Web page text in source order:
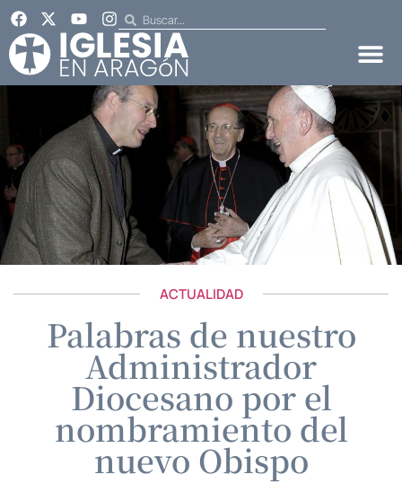
ACTUALIDAD
Palabras de nuestro
Administrador
Diocesano por el
nombramiento del
nuevo Obispo